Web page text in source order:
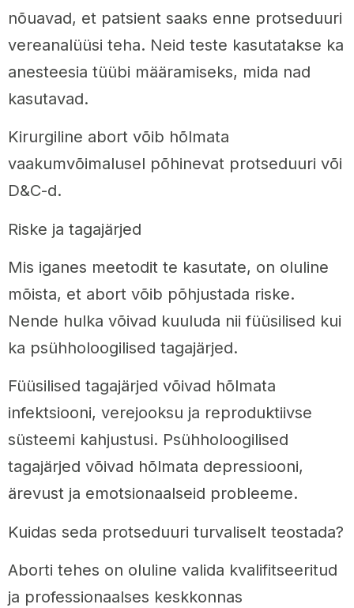
nõuavad, et patsient saaks enne protseduuri
vereanalüüsi teha. Neid teste kasutatakse ka
anesteesia tüübi määramiseks, mida nad
kasutavad.
Kirurgiline abort võib hõlmata
vaakumvõimalusel põhinevat protseduuri või
D&C-d.
Riske ja tagajärjed
Mis iganes meetodit te kasutate, on oluline
mõista, et abort võib põhjustada riske.
Nende hulka võivad kuuluda nii füüsilised kui
ka psühholoogilised tagajärjed.
Füüsilised tagajärjed võivad hõlmata
infektsiooni, verejooksu ja reproduktiivse
süsteemi kahjustusi. Psühholoogilised
tagajärjed võivad hõlmata depressiooni,
ärevust ja emotsionaalseid probleeme.
Kuidas seda protseduuri turvaliselt teostada?
Aborti tehes on oluline valida kvalifitseeritud
ja professionaalses keskkonnas